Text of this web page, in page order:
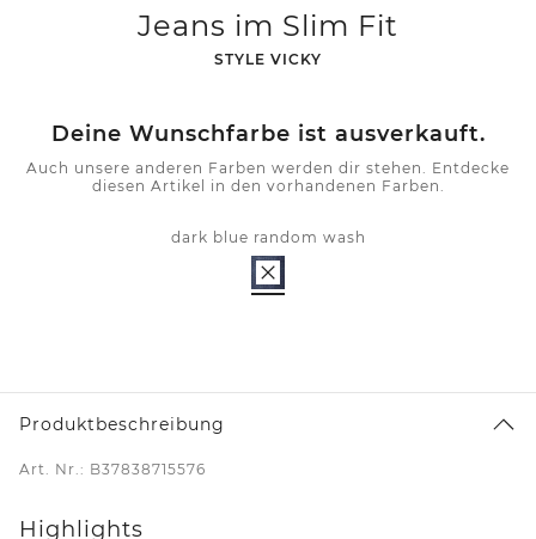
Jeans im Slim Fit
-
STYLE VICKY
Deine Wunschfarbe ist ausverkauft.
Auch unsere anderen Farben werden dir stehen. Entdecke
diesen Artikel in den vorhandenen Farben.
dark blue random wash
Produktbeschreibung
Art. Nr.: B37838715576
Highlights